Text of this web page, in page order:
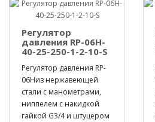
Регулятор
давления RP-06H-
40-25-250-1-2-10-S
Регулятор давления RP-
06Hиз нержавеющей
стали с манометрами,
ниппелем с накидкой
гайкой G3/4 и штуцером